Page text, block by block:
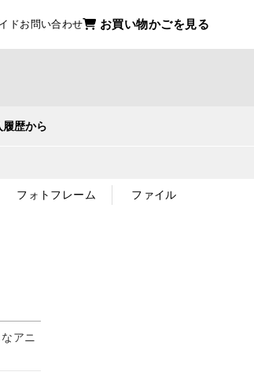
ドお問い合わせ お買い物かごを見る
履歴から
フォトフレーム ファイル
アニ